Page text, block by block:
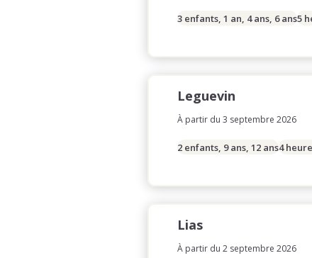
3 enfants, 1 an, 4 ans, 6 ans5
Leguevin
À partir du 3 septembre 2026
2 enfants, 9 ans, 12 ans4
Lias
À partir du 2 septembre 2026